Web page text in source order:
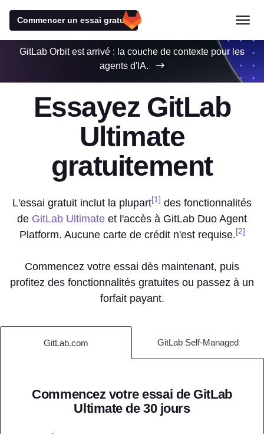
Commencer un essai gratuit
GitLab Orbit est arrivé : la couche de contexte pour les
agents d'IA.
Essayez GitLab
Ultimate
gratuitement
L'essai gratuit inclut la plupart[1] des fonctionnalités
de GitLab Ultimate et l'accès à GitLab Duo Agent
Platform. Aucune carte de crédit n'est requise.[2]
Commencez votre essai dès maintenant, puis
profitez des fonctionnalités gratuites ou passez à un
forfait payant.
GitLab.com GitLab Self-Managed
Commencez votre essai de GitLab
Ultimate de 30 jours